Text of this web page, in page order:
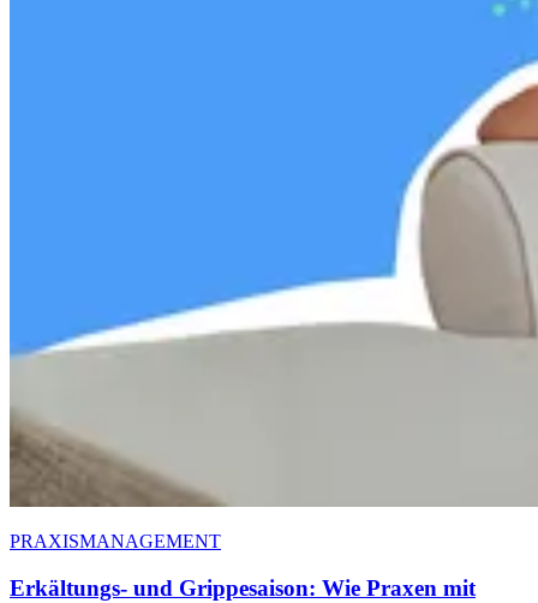
PRAXISMANAGEMENT
Erkältungs- und Grippesaison: Wie Praxen mit